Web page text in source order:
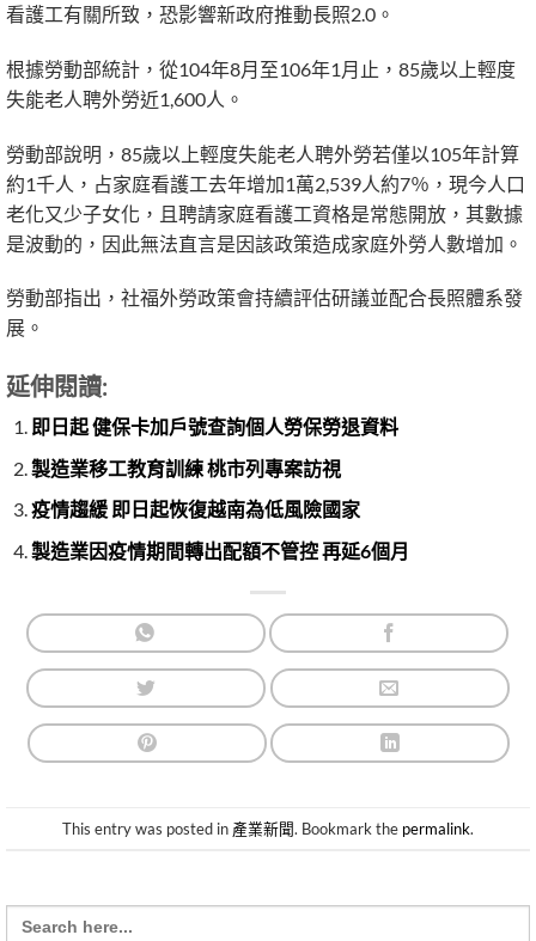
看護工有關所致，恐影響新政府推動長照2.0。
根據勞動部統計，從104年8月至106年1月止，85歲以上輕度
失能老人聘外勞近1,600人。
勞動部說明，85歲以上輕度失能老人聘外勞若僅以105年計算
約1千人，占家庭看護工去年增加1萬2,539人約7％，現今人口
老化又少子女化，且聘請家庭看護工資格是常態開放，其數據
是波動的，因此無法直言是因該政策造成家庭外勞人數增加。
勞動部指出，社福外勞政策會持續評估研議並配合長照體系發
展。
延伸閱讀:
即日起 健保卡加戶號查詢個人勞保勞退資料
製造業移工教育訓練 桃市列專案訪視
疫情趨緩 即日起恢復越南為低風險國家
製造業因疫情期間轉出配額不管控 再延6個月
This entry was posted in 產業新聞. Bookmark the permalink.
Search
for: